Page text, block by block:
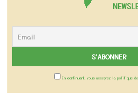
En continuant, vous acceptez la politique